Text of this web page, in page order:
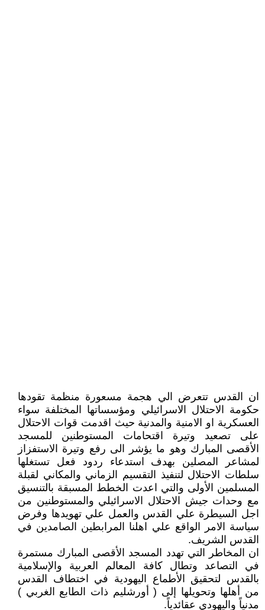
ان القدس تتعرض الي هجمة مسعورة منظمة تقودها
حكومة الاحتلال الاسرائيلي ومؤسساتها المختلفة سواء
العسكرية او الامنية والمدنية حيث اقدمت قوات الاحتلال
على تصعيد وتيرة اقتحامات المستوطنين للمسجد
الأقصى المبارك وهو ما يؤشر الى رفع وتيرة الاستفزاز
لمشاعر المصلين بهدف استدعاء ردود فعل تستغلها
سلطات الاحتلال لتنفيذ التقسيم الزماني والمكاني لقبلة
المسلمين الأولى والتي اعدت الخطط المسبقة بالتنسيق
مع وحدات جيش الاحتلال الاسرائيلي والمستوطنين من
اجل السيطرة علي القدس والعمل علي تهويدها وفرض
سياسة الامر الواقع علي اهلنا المرابطين الصامدين في
القدس الشريف.
ان المخاطر التي تهدد المسجد الأقصى المبارك مستمرة
في التصاعد وتطال كافة المعالم العربية والإسلامية
بالقدس لتحقيق الأطماع اليهودية في اختطاف القدس
من أهلها وتحويلها إلى ( أورشليم ذات الطابع الغربي )
مدنياً واليهودي عقائدياً.